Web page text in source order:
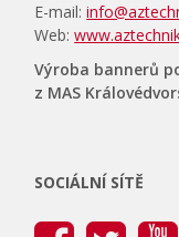
E-mail:
Web:
Výroba bannerů
z MAS
SOCIÁLNÍ SÍTĚ